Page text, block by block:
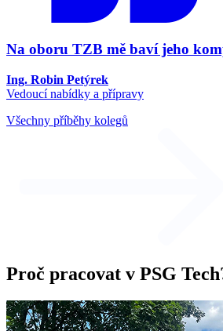
Na oboru TZB mě baví jeho
Ing. Robin Petýrek
Vedoucí nabídky a přípravy
Všechny příběhy kolegů
Proč pracovat v PSG